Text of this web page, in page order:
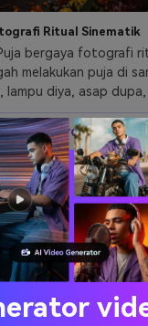
Ritual Sinematik
bergaya fotografi
melakukan puja di
lampu diya, asap
emosional,
yang realistis
Salin Prompt
Gambar Serupa ↗